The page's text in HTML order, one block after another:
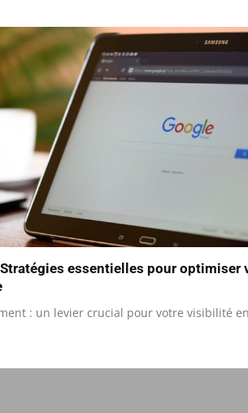
essentielles pour optimiser
: un levier crucial pour votre visibilité